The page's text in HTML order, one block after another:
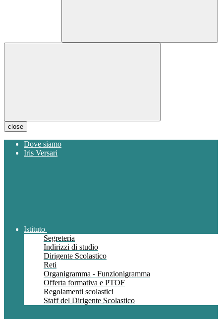
close
Dove siamo
Iris Versari
Istituto
Segreteria
Indirizzi di studio
Dirigente Scolastico
Reti
Organigramma - Funzionigramma
Offerta formativa e PTOF
Regolamenti scolastici
Staff del Dirigente Scolastico